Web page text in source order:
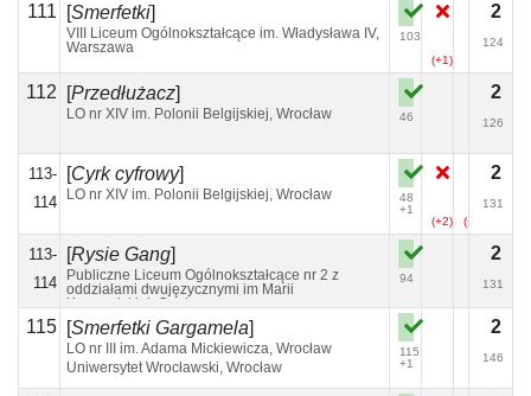
111 [Smerfetki]
VIII Liceum Ogólnokształcące im. Władysława IV,
Warszawa
103
(+1)
2
124
112 [Przedłużacz]
LO nr XIV im. Polonii Belgijskiej, Wrocław
46
2
126
113-
114
[Cyrk cyfrowy]
LO nr XIV im. Polonii Belgijskiej, Wrocław
48
+1
(+2)
(+4)
2
131
113-
114
[Rysie Gang]
Publiczne Liceum Ogólnokształcące nr 2 z
oddziałami dwujęzycznymi im Marii
Konopnickiej, Opole
94
2
131
115 [Smerfetki Gargamela]
LO nr III im. Adama Mickiewicza, Wrocław
Uniwersytet Wrocławski, Wrocław
115
+1
2
146